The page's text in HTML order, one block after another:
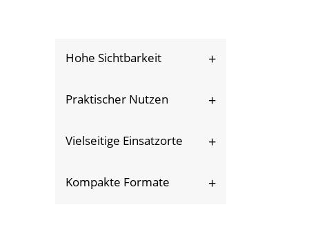
Hohe Sichtbarkeit
jedem Einsatz sichtbar –
Wiedererkennungseffekt.
Praktischer Nutzen
steigert das
Kunden.
Vielseitige Einsatzorte
und Sportveranstaltungen
Kompakte Formate